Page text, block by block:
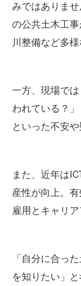
みではありま
の公共土木工
川整備など多
一方、現場で
われている？
といった不安
また、近年は
産性が向上。
雇用とキャリ
「自分に合っ
を知りたい」